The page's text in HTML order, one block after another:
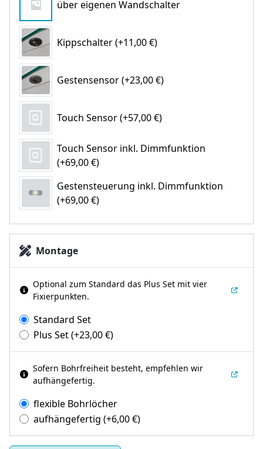
über eigenen Wandschalter
Kippschalter (+11,00 €)
Gestensensor (+23,00 €)
Touch Sensor (+57,00 €)
Touch Sensor inkl. Dimmfunktion
(+69,00 €)
Gestensteuerung inkl. Dimmfunktion
(+69,00 €)
Montage
Optional zum Standard das Plus Set mit vier
Fixierpunkten.
Standard Set
Plus Set(+23,00€)
Sofern Bohrfreiheit besteht, empfehlen wir
aufhängefertig.
flexible Bohrlöcher
aufhängefertig (+6,00€)